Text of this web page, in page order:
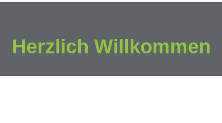
Herzlich Willkommen